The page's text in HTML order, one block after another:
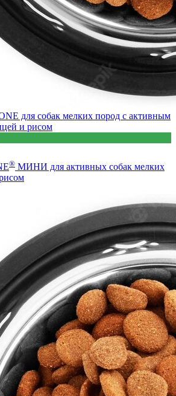
® МИНИ для активных собак мелких